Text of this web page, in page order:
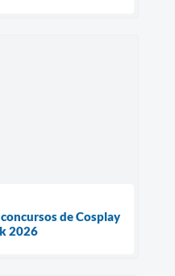
de Cosplay
2026